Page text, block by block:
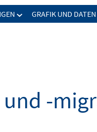
GRAFIK UND DATEN
-